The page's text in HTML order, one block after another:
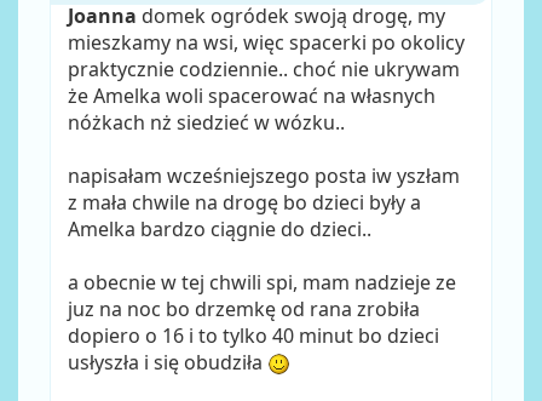
Joanna domek ogródek swoją drogę, my
mieszkamy na wsi, więc spacerki po okolicy
praktycznie codziennie.. choć nie ukrywam
że Amelka woli spacerować na własnych
nóżkach nż siedzieć w wózku..
napisałam wcześniejszego posta iw yszłam
z mała chwile na drogę bo dzieci były a
Amelka bardzo ciągnie do dzieci..
a obecnie w tej chwili spi, mam nadzieje ze
juz na noc bo drzemkę od rana zrobiła
dopiero o 16 i to tylko 40 minut bo dzieci
usłyszła i się obudziła